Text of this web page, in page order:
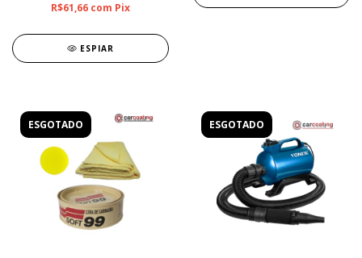
R$61,66 com Pix
ESPIAR
ESGOTADO ESGOTADO